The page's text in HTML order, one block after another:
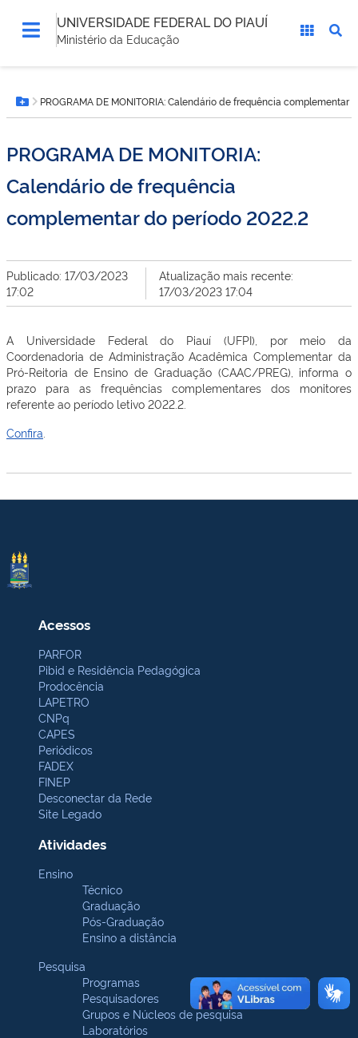
UNIVERSIDADE FEDERAL DO PIAUÍ
Ministério da Educação
está
aqui:Botão Menu
PROGRAMA DE MONITORIA: Calendário de frequência complementar
PROGRAMA DE MONITORIA:
Calendário de frequência
complementar do período 2022.2
Publicado: 17/03/2023
17:02
Atualização mais recente:
17/03/2023 17:04
A Universidade Federal do Piauí (UFPI), por meio da
Coordenadoria de Administração Acadêmica Complementar da
Pró-Reitoria de Ensino de Graduação (CAAC/PREG), informa o
prazo para as frequências complementares dos monitores
referente ao período letivo 2022.2.
Confira
Acessos
PARFOR
Pibid e Residência Pedagógica
Prodocência
LAPETRO
CNPq
CAPES
Periódicos
FADEX
FINEP
Desconectar da Rede
Site Legado
Atividades
Ensino
Técnico
Graduação
Pós-Graduação
Ensino a distância
Pesquisa
Programas
Pesquisadores
Grupos e Núcleos de pesquisa
Laboratórios